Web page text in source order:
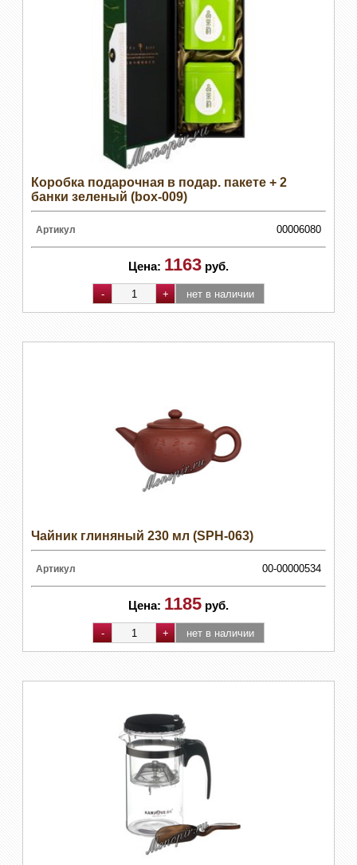
Коробка подарочная в подар. пакете + 2
банки зеленый (box-009)
Артикул 00006080
Цена: 1163 руб.
Чайник глиняный 230 мл (SPH-063)
Артикул 00-00000534
Цена: 1185 руб.